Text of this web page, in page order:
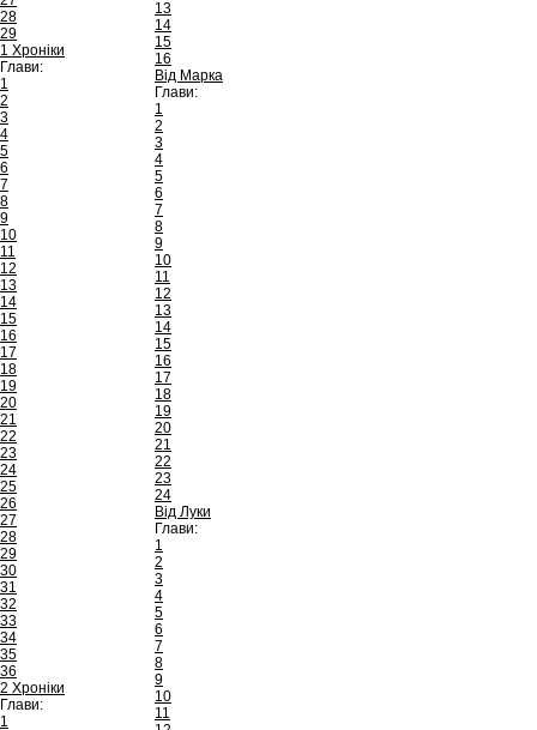
28
29
1 Хроніки
Глави:
1
2
3
4
5
6
7
8
9
10
11
12
13
14
15
16
17
18
19
20
21
22
23
24
25
26
27
28
29
30
31
32
33
34
35
36
2 Хроніки
Глави:
1
13
14
15
16
Від Марка
Глави:
1
2
3
4
5
6
7
8
9
10
11
12
13
14
15
16
17
18
19
20
21
22
23
24
Від Луки
Глави:
1
2
3
4
5
6
7
8
9
10
11